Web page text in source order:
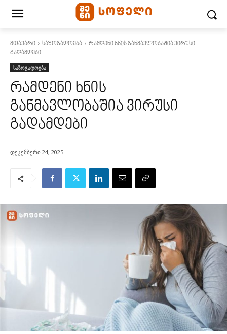
მთავარი საზოგადოება
რამდენი ხნის განმავლობაშია ვირუსი
გადამდები
საზოგადოება
რამდენი ხნის
განმავლობაშია ვირუსი
გადამდები
დეკემბერი 24, 2025